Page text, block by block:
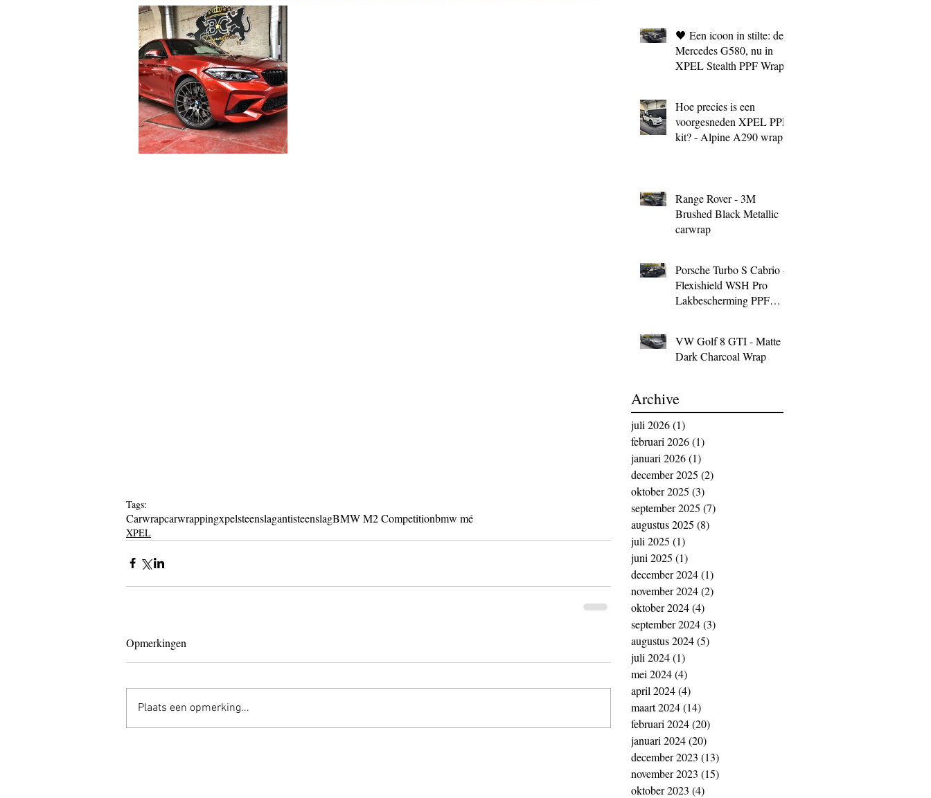
Tags:
CarwrapcarwrappingxpelsteenslagantisteenslagBMW M2 Competitionbmw mé
XPEL
Opmerkingen
Plaats een opmerking...
🖤 Een icoon in stilte: de
Mercedes G580, nu in
XPEL Stealth PPF Wrap
Hoe precies is een
voorgesneden XPEL PPF
kit? - Alpine A290 wrap
Range Rover - 3M
Brushed Black Metallic
carwrap
Porsche Turbo S Cabrio -
Flexishield WSH Pro
Lakbescherming PPF
VW Golf 8 GTI - Matte
Dark Charcoal Wrap
Archive
juli 2026(1)
februari 2026(1)
januari 2026(1)
december 2025 (2)
oktober 2025 (3)
september 2025 (7)
augustus 2025 (8)
juli 2025 (1)
juni 2025 (1)
december 2024(1)
november 2024(2)
oktober 2024(4)
september 2024(3)
augustus 2024(5)
juli 2024(1)
mei 2024(4)
april 2024(4)
maart 2024(14)
februari 2024(20)
januari 2024(20)
december 2023 (13)
november 2023 (15)
oktober 2023 (4)